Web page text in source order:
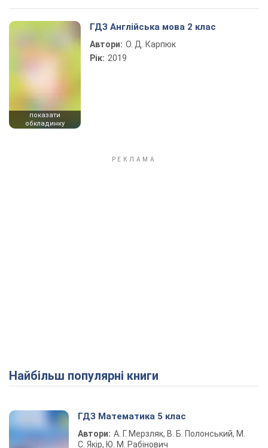
показати
обкладинку
ГДЗ Англійська мова 2 клас
Автори: О. Д. Карпюк
Рік: 2019
Найбільш популярні книги
ГДЗ Математика 5 клас
Автори: А. Г. Мерзляк, В. Б. Полонський, М.
С. Якір, Ю. М. Рабінович